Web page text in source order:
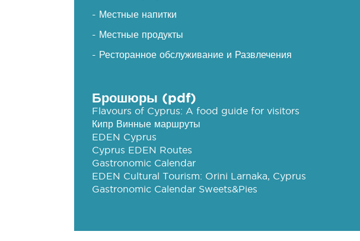
- Местные напитки
- Местные продукты
- Ресторанное обслуживание и Развлечения
Брошюры (pdf)
Flavours of Cyprus: A food guide for visitors
Кипр Винные маршруты
EDEN Cyprus
Cyprus EDEN Routes
Gastronomic Calendar
EDEN Cultural Tourism: Orini Larnaka, Cyprus
Gastronomic Calendar Sweets&Pies